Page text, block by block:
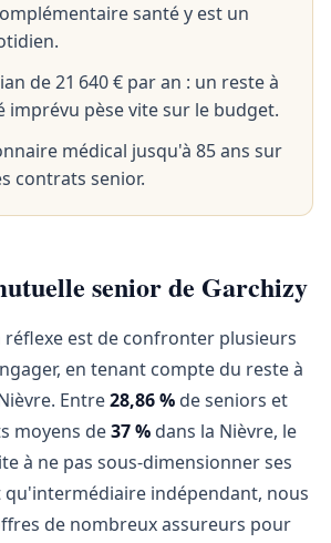
santé y est un
de 21 640 € par an : un reste à
imprévu pèse vite sur le budget.
médical jusqu'à 85 ans sur
contrats senior.
senior de Garchizy
réflexe est de confronter plusieurs
en tenant compte du reste à
Entre28,86 % de seniors et
moyens de37 % dans la Nièvre, le
à ne pas sous-dimensionner ses
qu'intermédiaire indépendant, nous
de nombreux assureurs pour